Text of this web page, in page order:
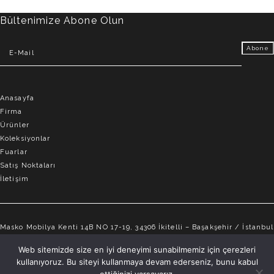
Bültenimize Abone Olun
Anasayfa
Firma
Ürünler
Koleksiyonlar
Fuarlar
Satış Noktaları
İletişim
Masko Mobilya Kenti 14B NO 17-19, 34306 İkitelli – Başakşehir / İstanbul
info@elvemobilya.com.tr
+90 542 651 88 18
Web sitemizde size en iyi deneyimi sunabilmemiz için çerezleri
kullanıyoruz. Bu siteyi kullanmaya devam ederseniz, bunu kabul